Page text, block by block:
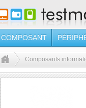
COMPOSANT
Composants